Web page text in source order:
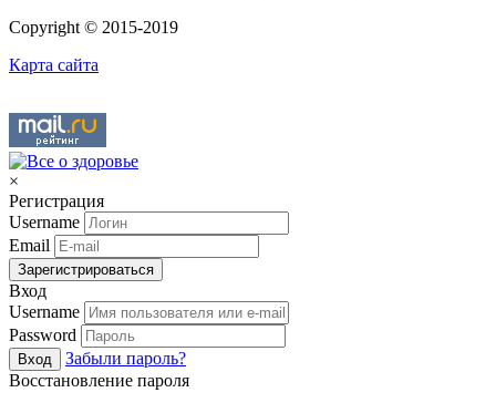
Copyright © 2015-2019
Карта сайта
×
Регистрация
Username
Email
Зарегистрироваться
Вход
Username
Password
Вход
Забыли пароль?
Восстановление пароля